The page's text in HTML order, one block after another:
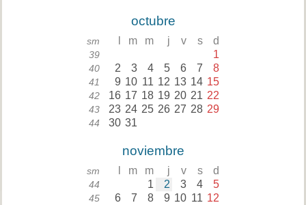
octubre
sm m m j v s d
39 1
40 2 3 4 5 6 7 8
41 9 10 11 12 13 14 15
42 16 17 18 19 20 21 22
43 23 24 25 26 27 28 29
44 30 31
noviembre
sm m m j v s d
44 1 2 3 4 5
45 6 7 8 9 10 11 12